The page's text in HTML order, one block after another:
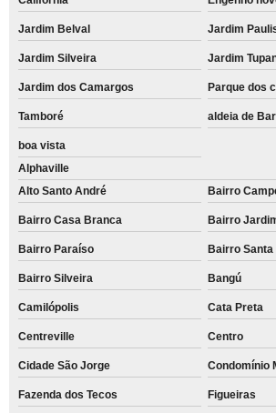
Jardim Belval Jardim
Jardim Silveira Jardim
Jardim dos Camargos Parque dos
Tamboré aldeia de
boa vista
Alphaville
Alto Santo André
Bairro
Bairro Casa Branca Bairro
Bairro Paraíso Bairro Santa
Bairro Silveira Bangú
Camilópolis Cata Preta
Centreville Centro
Cidade São Jorge Condomínio
Fazenda dos Tecos Figueiras